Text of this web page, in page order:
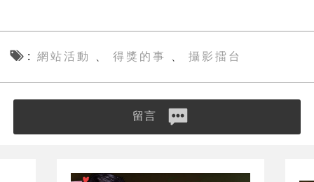
網站活動 得獎的事 攝影擂台
留言